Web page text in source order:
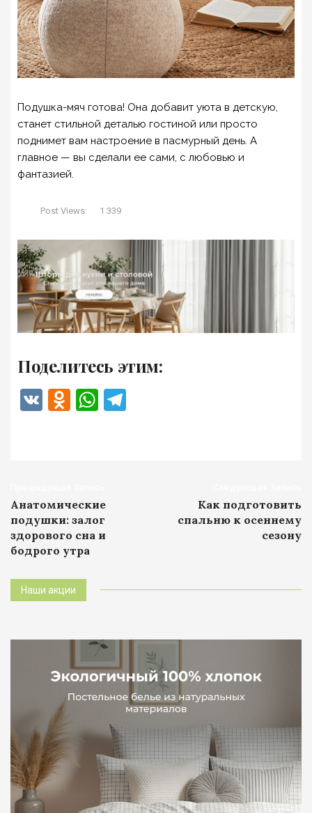
Подушка-мяч готова! Она добавит уюта в детскую,
станет стильной деталью гостиной или просто
поднимет вам настроение в пасмурный день. А
главное — вы сделали ее сами, с любовью и
фантазией.
Post Views: 1 339
Поделитесь этим:
VK Odnoklassniki
WhatsApp
Навигация
записи
Анатомические
подушки: залог
здорового сна и
бодрого утра
Как подготовить
спальню к осеннему
сезону
Наши акции